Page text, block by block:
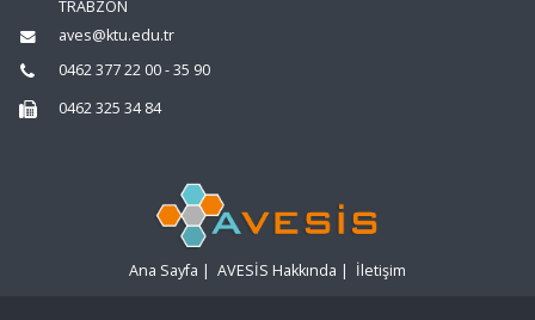
TRABZON
aves@ktu.edu.tr
0462 377 22 00 - 35 90
0462 325 34 84
Ana Sayfa | AVESİS Hakkında | İletişim